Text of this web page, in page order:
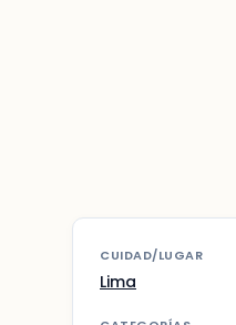
CUIDAD/LUGAR
Lima